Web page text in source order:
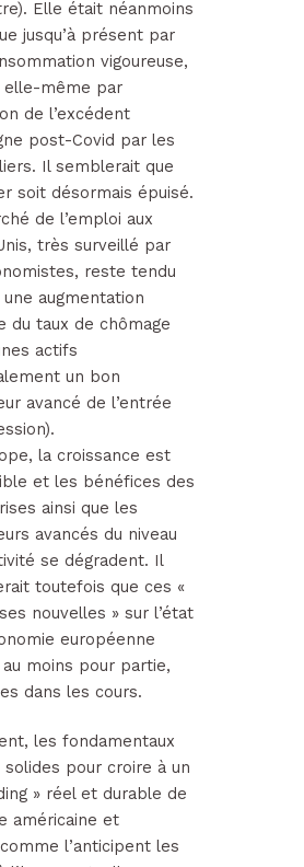
Elle était néanmoins
jusqu’à présent par
vigoureuse,
même par
de l’excédent
post-Covid par les
Il semblerait que
soit désormais épuisé.
de l’emploi aux
très surveillé par
reste tendu
une augmentation
du taux de chômage
actifs
un bon
avancé de l’entrée
la croissance est
et les bénéfices des
ainsi que les
avancés du niveau
se dégradent. Il
toutefois que ces «
nouvelles » sur l’état
européenne
moins pour partie,
dans les cours.
les fondamentaux
pour croire à un
» réel et durable de
américaine et
l’anticipent les